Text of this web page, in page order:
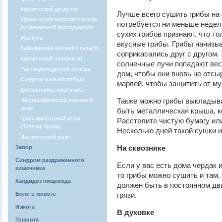
Хронический дуоденит
Хроническая недостаточность
дуоденальной проходимости
Желтуха
Заболевания желчного пузыря
Хронический панкреатит
Рак поджелудочной железы
Синдром мальабсорбции
Дисбактериоз кишечника
Неспецифический язвенный
колит
Гранулематозный колит
(болезнь Крона)
Ишемический колит
Запор
Синдром раздраженного
кишечника
Кандидоз пищевода
Боли в животе
Изжога
Тошнота
Лучше всего сушить грибы на
потребуется ни меньше
сухих грибов признают, что
вкусные грибы. Грибы
соприкасались друг с
солнечные лучи попадают
дом, чтобы они вновь не
марлей, чтобы защитить от
Также можно грибы
быть металлическая крыша,
Расстелите чистую бумагу
Несколько дней такой сушки
На сквозняке
Если у вас есть дома чердак
то грибы можно сушить и
должен быть в постоянном
грязи.
В духовке